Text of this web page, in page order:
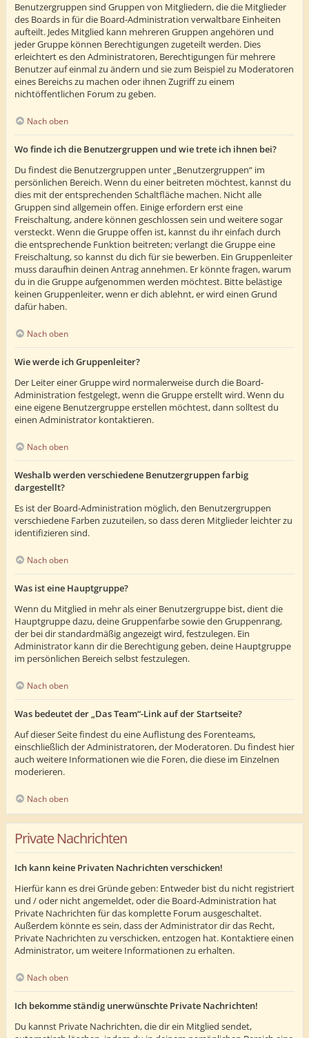
Benutzergruppen sind Gruppen von Mitgliedern, die die Mitglieder
des Boards in für die Board-Administration verwaltbare Einheiten
aufteilt. Jedes Mitglied kann mehreren Gruppen angehören und
jeder Gruppe können Berechtigungen zugeteilt werden. Dies
erleichtert es den Administratoren, Berechtigungen für mehrere
Benutzer auf einmal zu ändern und sie zum Beispiel zu Moderatoren
eines Bereichs zu machen oder ihnen Zugriff zu einem
nichtöffentlichen Forum zu geben.
Nach oben
Wo finde ich die Benutzergruppen und wie trete ich ihnen bei?
Du findest die Benutzergruppen unter „Benutzergruppen“ im
persönlichen Bereich. Wenn du einer beitreten möchtest, kannst du
dies mit der entsprechenden Schaltfläche machen. Nicht alle
Gruppen sind allgemein offen. Einige erfordern erst eine
Freischaltung, andere können geschlossen sein und weitere sogar
versteckt. Wenn die Gruppe offen ist, kannst du ihr einfach durch
die entsprechende Funktion beitreten; verlangt die Gruppe eine
Freischaltung, so kannst du dich für sie bewerben. Ein Gruppenleiter
muss daraufhin deinen Antrag annehmen. Er könnte fragen, warum
du in die Gruppe aufgenommen werden möchtest. Bitte belästige
keinen Gruppenleiter, wenn er dich ablehnt, er wird einen Grund
dafür haben.
Nach oben
Wie werde ich Gruppenleiter?
Der Leiter einer Gruppe wird normalerweise durch die Board-
Administration festgelegt, wenn die Gruppe erstellt wird. Wenn du
eine eigene Benutzergruppe erstellen möchtest, dann solltest du
einen Administrator kontaktieren.
Nach oben
Weshalb werden verschiedene Benutzergruppen farbig
dargestellt?
Es ist der Board-Administration möglich, den Benutzergruppen
verschiedene Farben zuzuteilen, so dass deren Mitglieder leichter zu
identifizieren sind.
Nach oben
Was ist eine Hauptgruppe?
Wenn du Mitglied in mehr als einer Benutzergruppe bist, dient die
Hauptgruppe dazu, deine Gruppenfarbe sowie den Gruppenrang,
der bei dir standardmäßig angezeigt wird, festzulegen. Ein
Administrator kann dir die Berechtigung geben, deine Hauptgruppe
im persönlichen Bereich selbst festzulegen.
Nach oben
Was bedeutet der „Das Team“-Link auf der Startseite?
Auf dieser Seite findest du eine Auflistung des Forenteams,
einschließlich der Administratoren, der Moderatoren. Du findest hier
auch weitere Informationen wie die Foren, die diese im Einzelnen
moderieren.
Nach oben
Private Nachrichten
Ich kann keine Privaten Nachrichten verschicken!
Hierfür kann es drei Gründe geben: Entweder bist du nicht registriert
und / oder nicht angemeldet, oder die Board-Administration hat
Private Nachrichten für das komplette Forum ausgeschaltet.
Außerdem könnte es sein, dass der Administrator dir das Recht,
Private Nachrichten zu verschicken, entzogen hat. Kontaktiere einen
Administrator, um weitere Informationen zu erhalten.
Nach oben
Ich bekomme ständig unerwünschte Private Nachrichten!
Du kannst Private Nachrichten, die dir ein Mitglied sendet,